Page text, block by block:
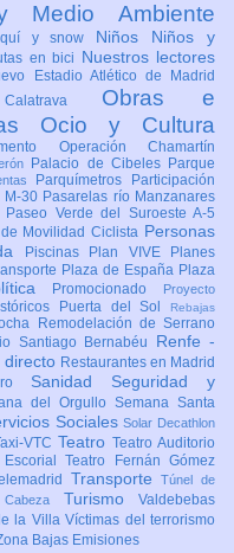
Medio Ambiente
y snow Niños Niños y
en bici Nuestros lectores
Estadio Atlético de Madrid
Obras e
Ocio y Cultura
Operación Chamartín
Palacio de Cibeles Parque
Parquímetros
Participación
M-30 Pasarelas río Manzanares
Paseo Verde del Suroeste A-5
Movilidad Ciclista Personas
Piscinas Plan VIVE
Planes
Plaza de España Plaza
Promocionado
Proyecto
Puerta del Sol Rebajas
Remodelación de Serrano
Santiago Bernabéu Renfe -
directo Restaurantes en Madrid
Sanidad Seguridad y
del Orgullo Semana Santa
SocialesSolar Decathlon
VTC Teatro Teatro Auditorio
EscorialTeatro Fernán Gómez
TransporteTúnel de
Turismo Valdebebas
la VillaVíctimas del terrorismo
Bajas Emisiones